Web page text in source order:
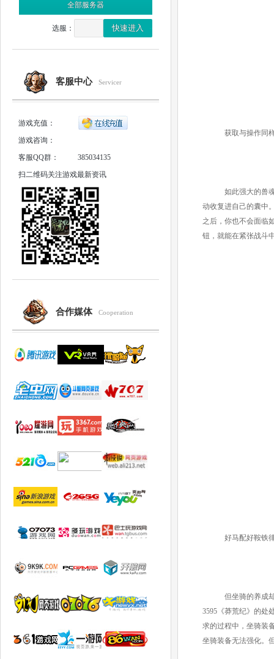
全部服务器
选服：
客服中心 Servicer
游戏充值：
游戏咨询：
客服QQ群：
385034135
扫二维码关注游戏最新资讯
合作媒体 Cooperation
获取与操作同
如此强大的兽
动收复进自己的囊中
之后，你也不会面临
钮，就能在紧张战斗
好马配好鞍铁
但坐骑的养成
3595《莽荒纪》的处
求的过程中，坐骑装
坐骑装备无法强化。